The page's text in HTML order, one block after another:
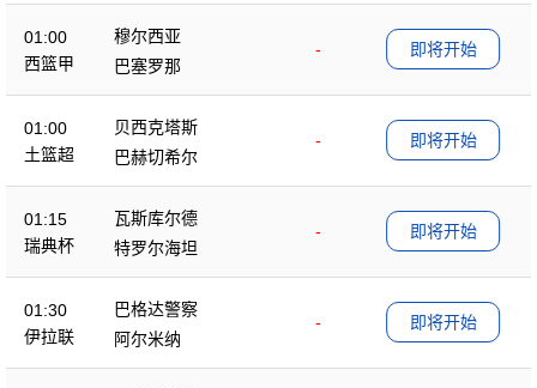
01:00
西篮甲
穆尔西亚
-
巴塞罗那
即将开始
01:00
土篮超
贝西克塔斯
-
巴赫切希尔
即将开始
01:15
瑞典杯
瓦斯库尔德
-
特罗尔海坦
即将开始
01:30
伊拉联
巴格达警察
-
阿尔米纳
即将开始